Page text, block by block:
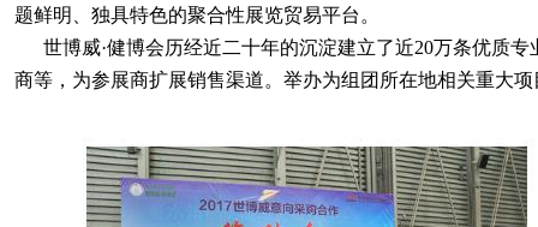
题鲜明、独具特色的聚合性展览贸易平台。
世博威·健博会历经近二十年的沉淀建立了近20万条优质专
商等，为参展商扩展销售渠道。举办为组团所在地相关重大